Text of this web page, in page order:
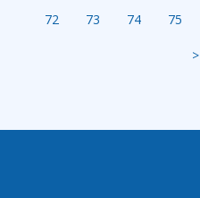
72 73 74 75
>